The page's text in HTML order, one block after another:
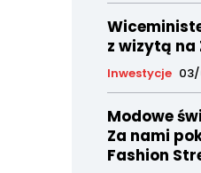
z wizytą na
Inwestycje
Modowe
Za nami
Fashion